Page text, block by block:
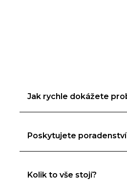
Jak rychle dokážete
Poskytujete
Kolik to vše stojí?